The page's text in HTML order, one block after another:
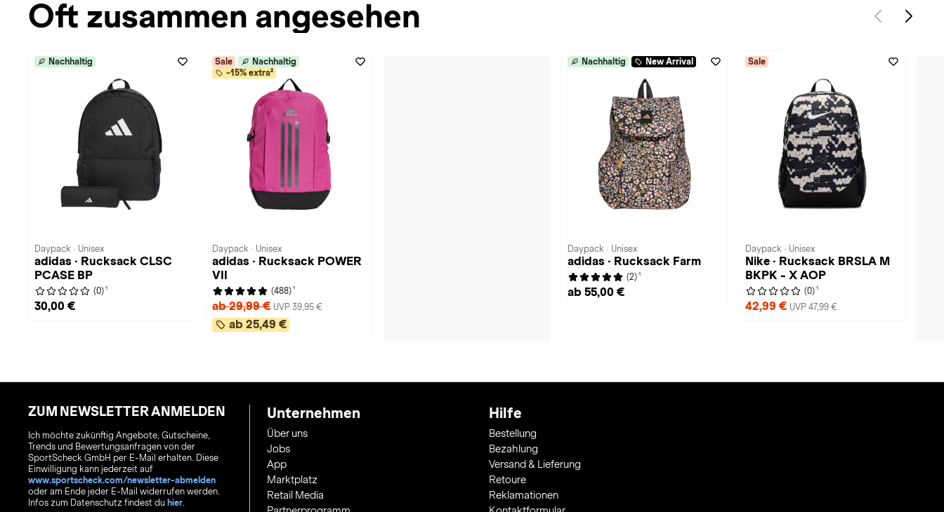
Oft zusammen angesehen
Nachhaltig
Daypack · Unisex
adidas · Rucksack CLSC
PCASE BP
(0) 1
30,00 €
Sale
Nachhaltig
-15% extra²
Daypack · Unisex
adidas · Rucksack POWER
VII
(488) 1
ab 29,99 € UVP 39,95 €
ab 25,49 €
Nachhaltig New Arrival
Daypack · Unisex
adidas · Rucksack Farm
(2) 1
ab 55,00 €
Sale
Daypack · Unisex
Nike · Rucksack BRSLA M
BKPK - X AOP
(0) 1
42,99 € UVP 47,99 €
ZUM NEWSLETTER ANMELDEN
Ich möchte zukünftig Angebote, Gutscheine,
Trends und Bewertungsanfragen von der
SportScheck GmbH per E-Mail erhalten. Diese
Einwilligung kann jederzeit auf
www.sportscheck.com/newsletter-abmelden
oder am Ende jeder E-Mail widerrufen werden.
Infos zum Datenschutz findest du hier.
Unternehmen
Über uns
Jobs
App
Marktplatz
Retail Media
Hilfe
Bestellung
Bezahlung
Versand & Lieferung
Retoure
Reklamationen